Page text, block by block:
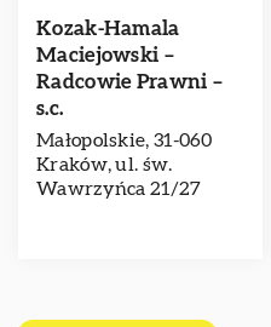
Kozak-Hamala
Maciejowski –
Radcowie Prawni –
s.c.
Małopolskie, 31-060
Kraków, ul. św.
Wawrzyńca 21/27